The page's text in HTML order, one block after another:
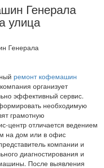
Генерала
улица
ремонт кофемашин
организует
эффективный сервис.
необходимую
грамотную
центр отличается ведением
на дом или в офис
компании и
диагностирования и
После выявления